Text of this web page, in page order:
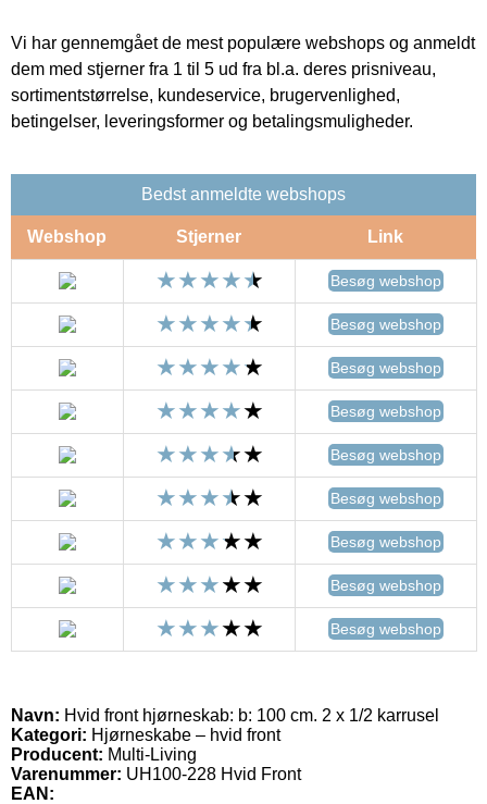
Vi har gennemgået de mest populære webshops og anmeldt
dem med stjerner fra 1 til 5 ud fra bl.a. deres prisniveau,
sortimentstørrelse, kundeservice, brugervenlighed,
betingelser, leveringsformer og betalingsmuligheder.
Bedst anmeldte webshops
Webshop Stjerner Link
Besøg webshop
Besøg webshop
Besøg webshop
Besøg webshop
Besøg webshop
Besøg webshop
Besøg webshop
Besøg webshop
Besøg webshop
Navn: Hvid front hjørneskab: b: 100 cm. 2 x 1/2 karrusel
Kategori: Hjørneskabe – hvid front
Producent: Multi-Living
Varenummer: UH100-228 Hvid Front
EAN: